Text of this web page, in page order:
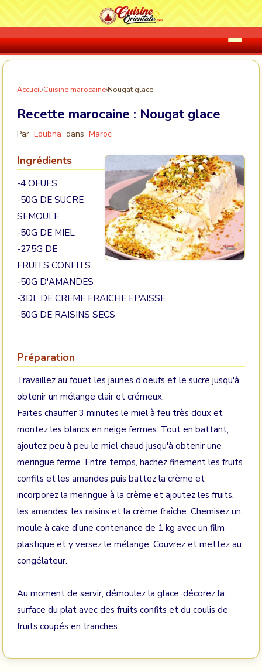
Accueil›Cuisine marocaine›Nougat glace
Recette marocaine : Nougat glace
Par Loubna dans Maroc
Ingrédients
-4 OEUFS
-50G DE SUCRE
SEMOULE
-50G DE MIEL
-275G DE
FRUITS CONFITS
-50G D'AMANDES
-3DL DE CREME FRAICHE EPAISSE
-50G DE RAISINS SECS
Préparation
Travaillez au fouet les jaunes d'oeufs et le sucre jusqu'à
obtenir un mélange clair et crémeux.
Faites chauffer 3 minutes le miel à feu très doux et
montez les blancs en neige fermes. Tout en battant,
ajoutez peu à peu le miel chaud jusqu'à obtenir une
meringue ferme. Entre temps, hachez finement les fruits
confits et les amandes puis battez la crème et
incorporez la meringue à la crème et ajoutez les fruits,
les amandes, les raisins et la crème fraîche. Chemisez un
moule à cake d'une contenance de 1 kg avec un film
plastique et y versez le mélange. Couvrez et mettez au
congélateur.
Au moment de servir, démoulez la glace, décorez la
surface du plat avec des fruits confits et du coulis de
fruits coupés en tranches.